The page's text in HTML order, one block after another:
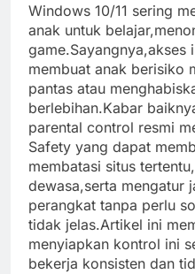
Windows 10/11 sering
anak untuk
game.Sayangnya,akses
membuat anak berisiko
pantas atau
berlebihan.Kabar
parental control resmi
Safety yang dapat
membatasi situs
dewasa,serta mengatur
perangkat tanpa perlu
tidak jelas.Artikel ini
menyiapkan kontrol ini
bekerja konsisten dan